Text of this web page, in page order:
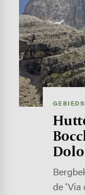
de 'Via